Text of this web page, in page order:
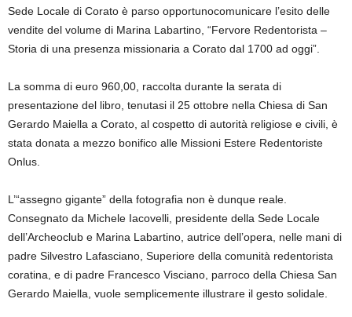
Sede Locale di Corato è parso opportunocomunicare l’esito delle
vendite del volume di Marina Labartino, “Fervore Redentorista –
Storia di una presenza missionaria a Corato dal 1700 ad oggi”.
La somma di euro 960,00, raccolta durante la serata di
presentazione del libro, tenutasi il 25 ottobre nella Chiesa di San
Gerardo Maiella a Corato, al cospetto di autorità religiose e civili, è
stata donata a mezzo bonifico alle Missioni Estere Redentoriste
Onlus.
L’“assegno gigante” della fotografia non è dunque reale.
Consegnato da Michele Iacovelli, presidente della Sede Locale
dell’Archeoclub e Marina Labartino, autrice dell’opera, nelle mani di
padre Silvestro Lafasciano, Superiore della comunità redentorista
coratina, e di padre Francesco Visciano, parroco della Chiesa San
Gerardo Maiella, vuole semplicemente illustrare il gesto solidale.